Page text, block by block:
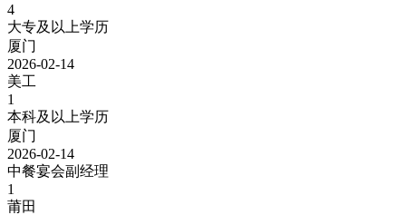
4
大专及以上学历
厦门
2026-02-14
美工
1
本科及以上学历
厦门
2026-02-14
中餐宴会副经理
1
莆田